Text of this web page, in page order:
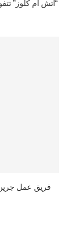
“أتش أم كلوز”
فريق عمل